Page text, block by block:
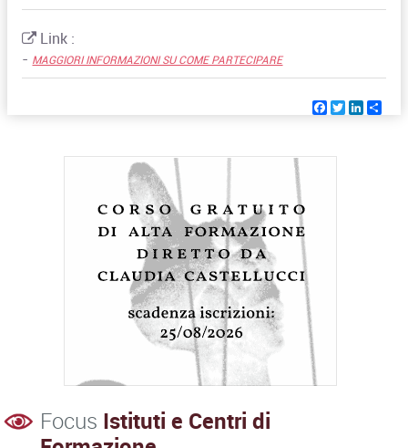
Link :
- MAGGIORI INFORMAZIONI SU COME PARTECIPARE
Facebook
Twitter
Focus Istituti e Centri di